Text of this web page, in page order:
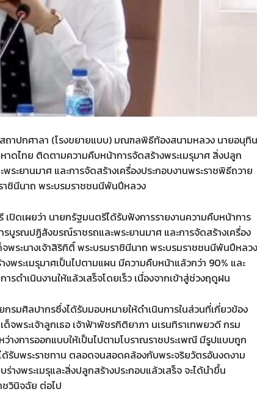
ถาปกศาลา (โรงขยายแบบ) มณฑลพิธีท้องสนามหลวง นายอนุทิน
ดไทย ติดตามความคืบหน้าการจัดสร้างพระเมรุมาศ สิ่งปลูก
ะยานมาศ และการจัดสร้างเครื่องประกอบงานพระราชพิธีถวาย
าชินีนาถ พระบรมราชชนนีพันปีหลวง
ปิดเผยว่า นายกรัฐมนตรีได้รับฟังการรายงานความคืบหน้าการ
รบูรณปฏิสังขรณ์ราชรถและพระยานมาศ และการจัดสร้างเครื่อง
พระนางเจ้าสิริกิติ์ พระบรมราชินีนาถ พระบรมราชชนนีพันปีหลวง
พระเมรุมาศเป็นไปตามแผน มีความคืบหน้าแล้วกว่า 90% และ
รดำเนินงานให้แล้วเสร็จโดยเร็ว เนื่องจากเข้าสู่ช่วงฤดูฝน
รมศิลปากรซึ่งได้รับมอบหมายให้ดำเนินการในส่วนที่เกี่ยวข้อง
จพระเจ้าลูกเธอ เจ้าฟ้าพัชรกิติยาภา นเรนทิราเทพยวดี กรม
างการออกแบบให้เป็นไปตามโบราณราชประเพณี มีรูปแบบถูก
รับพระราชทาน ตลอดจนสอดคล้องกับพระจริยวัตรอันงดงาม
งพระเมรุและสิ่งปลูกสร้างประกอบแล้วเสร็จ จะได้นำขึ้น
ชวินิจฉัย ต่อไป